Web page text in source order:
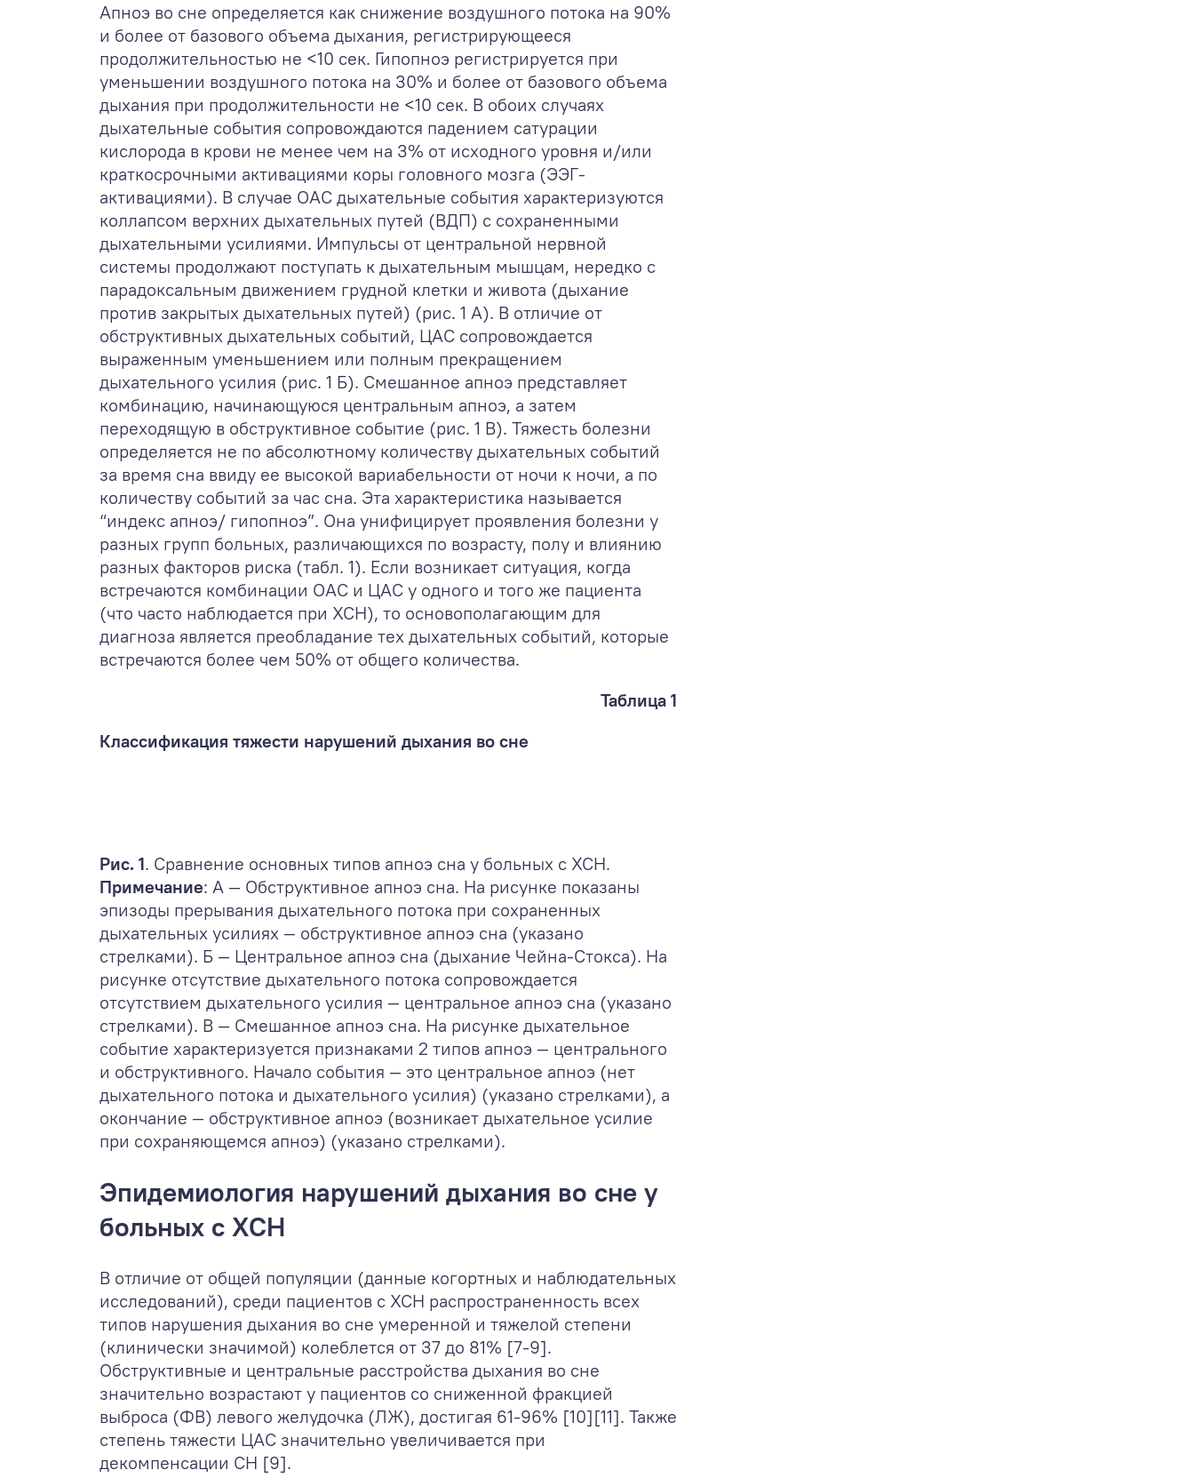
Апноэ во сне определяется как снижение воздушного потока на 90%
и более от базового объема дыхания, регистрирующееся
продолжительностью не <10 сек. Гипопноэ регистрируется при
уменьшении воздушного потока на 30% и более от базового объема
дыхания при продолжительности не <10 сек. В обоих случаях
дыхательные события сопровождаются падением сатурации
кислорода в крови не менее чем на 3% от исходного уровня и/или
краткосрочными активациями коры головного мозга (ЭЭГ-
активациями). В случае ОАС дыхательные события характеризуются
коллапсом верхних дыхательных путей (ВДП) с сохраненными
дыхательными усилиями. Импульсы от центральной нервной
системы продолжают поступать к дыхательным мышцам, нередко с
парадоксальным движением грудной клетки и живота (дыхание
против закрытых дыхательных путей) (рис. 1 А). В отличие от
обструктивных дыхательных событий, ЦАС сопровождается
выраженным уменьшением или полным прекращением
дыхательного усилия (рис. 1 Б). Смешанное апноэ представляет
комбинацию, начинающуюся центральным апноэ, а затем
переходящую в обструктивное событие (рис. 1 В). Тяжесть болезни
определяется не по абсолютному количеству дыхательных событий
за время сна ввиду ее высокой вариабельности от ночи к ночи, а по
количеству событий за час сна. Эта характеристика называется
“индекс апноэ/ гипопноэ”. Она унифицирует проявления болезни у
разных групп больных, различающихся по возрасту, полу и влиянию
разных факторов риска (табл. 1). Если возникает ситуация, когда
встречаются комбинации ОАС и ЦАС у одного и того же пациента
(что часто наблюдается при ХСН), то основополагающим для
диагноза является преобладание тех дыхательных событий, которые
встречаются более чем 50% от общего количества.
Таблица 1
Классификация тяжести нарушений дыхания во сне
Рис. 1. Сравнение основных типов апноэ сна у больных с ХСН.
Примечание: А — Обструктивное апноэ сна. На рисунке показаны
эпизоды прерывания дыхательного потока при сохраненных
дыхательных усилиях — обструктивное апноэ сна (указано
стрелками). Б — Центральное апноэ сна (дыхание Чейна-Стокса). На
рисунке отсутствие дыхательного потока сопровождается
отсутствием дыхательного усилия — центральное апноэ сна (указано
стрелками). В — Смешанное апноэ сна. На рисунке дыхательное
событие характеризуется признаками 2 типов апноэ — центрального
и обструктивного. Начало события — это центральное апноэ (нет
дыхательного потока и дыхательного усилия) (указано стрелками), а
окончание — обструктивное апноэ (возникает дыхательное усилие
при сохраняющемся апноэ) (указано стрелками).
Эпидемиология нарушений дыхания во сне у
больных с ХСН
В отличие от общей популяции (данные когортных и наблюдательных
исследований), среди пациентов с ХСН распространенность всех
типов нарушения дыхания во сне умеренной и тяжелой степени
(клинически значимой) колеблется от 37 до 81% [7-9].
Обструктивные и центральные расстройства дыхания во сне
значительно возрастают у пациентов со сниженной фракцией
выброса (ФВ) левого желудочка (ЛЖ), достигая 61-96% [10][11]. Также
степень тяжести ЦАС значительно увеличивается при
декомпенсации СН [9].